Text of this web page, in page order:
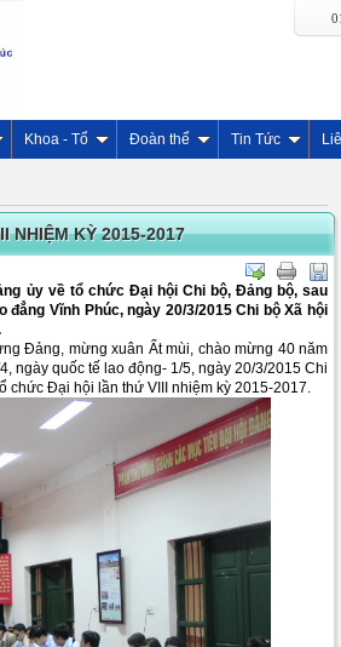
Khoa - Tổ Đoàn thể Tin Tức
NHIỆM KỲ 2015-2017
ủy về tổ chức Đại hội Chi bộ, Đảng bộ, sau
Vĩnh Phúc, ngày 20/3/2015 Chi bộ Xã hội
Đảng, mừng xuân Ất mùi, chào mừng 40 năm
ngày quốc tế lao động- 1/5, ngày 20/3/2015 Chi
chức Đại hội lần thứ VIII nhiệm kỳ 2015-2017.